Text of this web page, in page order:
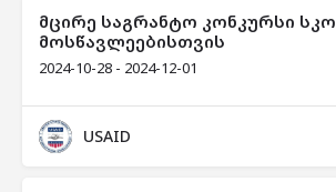
მცირე საგრანტო კონკურსი
მოსწავლეებისთვის
2024-10-28 - 2024-12-01
USAID